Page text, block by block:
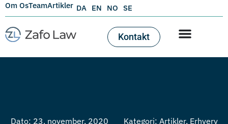
Om OsTeamArtikler DA EN NO SE
Kontakt
Dato: 23. november, 2020 Kategori: Artikler, Erhverv